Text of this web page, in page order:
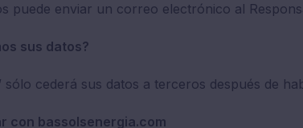
puede enviar un correo electrónico al
sus datos?
sólo cederá sus datos a terceros después de
con bassolsenergia.com